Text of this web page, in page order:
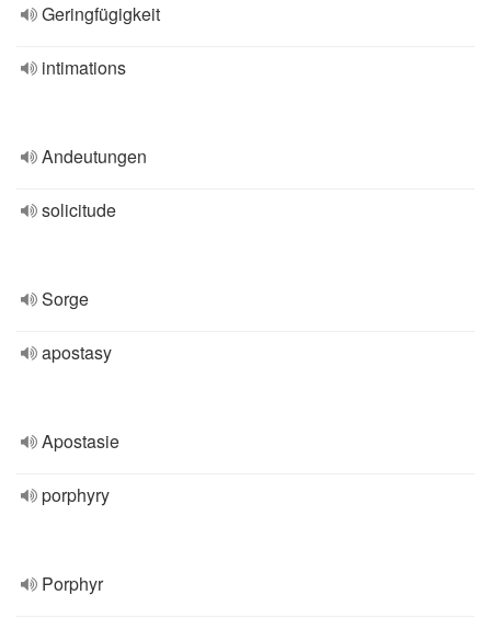
Geringfügigkeit
intimations
Andeutungen
solicitude
Sorge
apostasy
Apostasie
porphyry
Porphyr